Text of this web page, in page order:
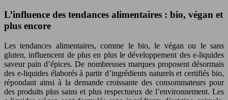
L’influence des tendances alimentaires : bio, végan et
plus encore
Les tendances alimentaires, comme le bio, le végan ou le sans
gluten, influencent de plus en plus le développement des e-liquides
saveur pain d’épices. De nombreuses marques proposent désormais
des e-liquides élaborés à partir d’ingrédients naturels et certifiés bio,
répondant ainsi à la demande croissante des consommateurs pour
des produits plus sains et plus respectueux de l’environnement. Les